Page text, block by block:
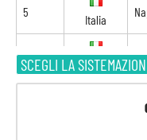
SCEGLI LA
5
Italia
6
Italia